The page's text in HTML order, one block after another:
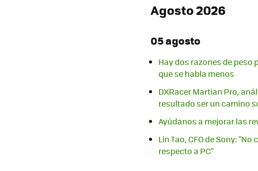
Agosto 2026
05 agosto
Hay dos razones de peso
que se habla menos
DXRacer Martian Pro,
resultado ser un camino
Ayúdanos a mejorar las
Lin Tao, CFO de Sony:
respecto a PC"